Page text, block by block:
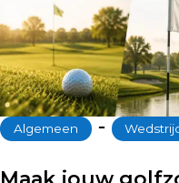
Algemeen ‐